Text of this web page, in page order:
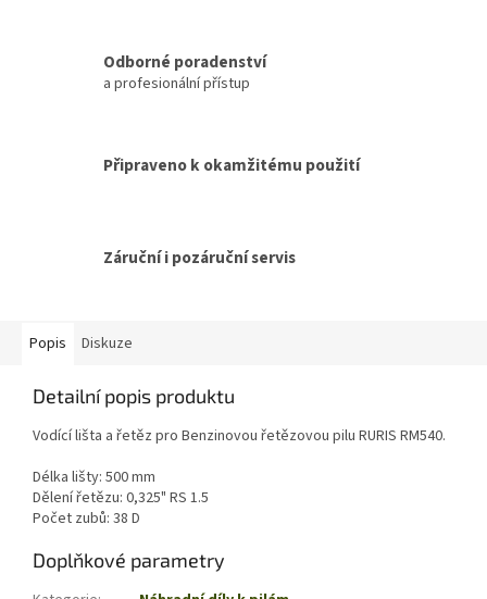
Odborné poradenství
a profesionální přístup
Připraveno k okamžitému použití
Záruční i pozáruční servis
Popis Diskuze
Detailní popis produktu
Vodící lišta a řetěz pro Benzinovou řetězovou pilu RURIS RM540.
Délka lišty: 500 mm
Dělení řetězu: 0,325" RS 1.5
Počet zubů: 38 D
Doplňkové parametry